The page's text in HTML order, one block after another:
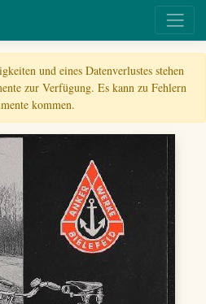
und eines Datenverlustes stehen
zur Verfügung. Es kann zu Fehlern
kommen.